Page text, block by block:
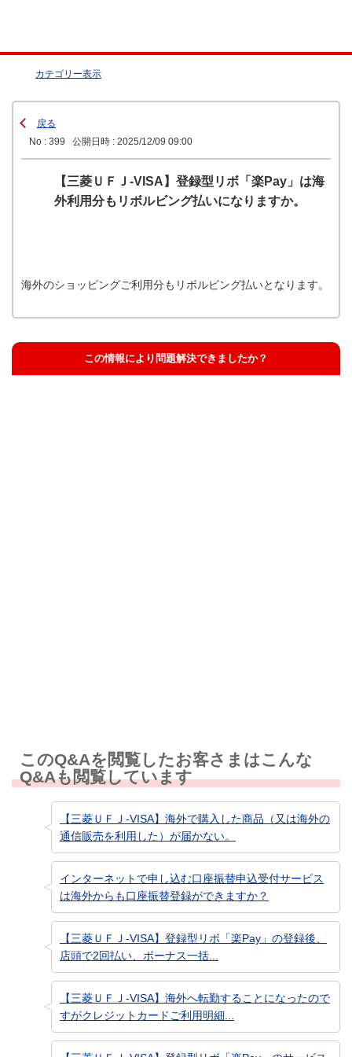
カテゴリー表示
戻る
No : 399
公開日時 : 2025/12/09 09:00
【三菱ＵＦＪ-VISA】登録型リボ「楽Pay」は海
外利用分もリボルビング払いになりますか。
海外のショッピングご利用分もリボルビング払いとなります。
この情報により問題解決できましたか？
このQ&Aを閲覧したお客さまはこんな
Q&Aも閲覧しています
【三菱ＵＦＪ-VISA】海外で購入した商品（又は海外の
通信販売を利用した）が届かない。
インターネットで申し込む口座振替申込受付サービス
は海外からも口座振替登録ができますか？
【三菱ＵＦＪ-VISA】登録型リボ「楽Pay」の登録後、
店頭で2回払い、ボーナス一括...
【三菱ＵＦＪ-VISA】海外へ転勤することになったので
すがクレジットカードご利用明細...